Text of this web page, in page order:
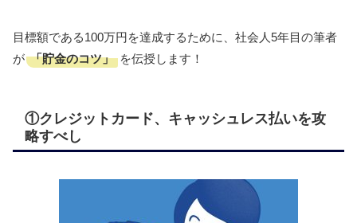
目標額である100万円を達成するために、社会人5年目の筆者
が 「貯金のコツ」 を伝授します！
①クレジットカード、キャッシュレス払いを攻
略すべし